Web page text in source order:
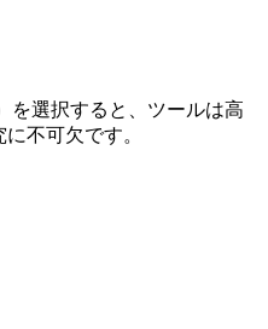
を選択すると、ツールは高
不可欠です。